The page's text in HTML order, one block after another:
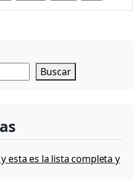
Buscar
esta es la lista completa y